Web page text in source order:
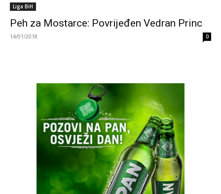
Liga BiH
Peh za Mostarce: Povrijeđen Vedran Princ
14/01/2018 0